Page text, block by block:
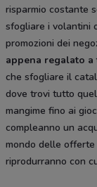
risparmio costante
sfogliare i volantini
promozioni dei
appena regalato
che sfogliare il
dove trovi tutto
mangime fino ai
compleanno un
mondo delle
riprodurranno con